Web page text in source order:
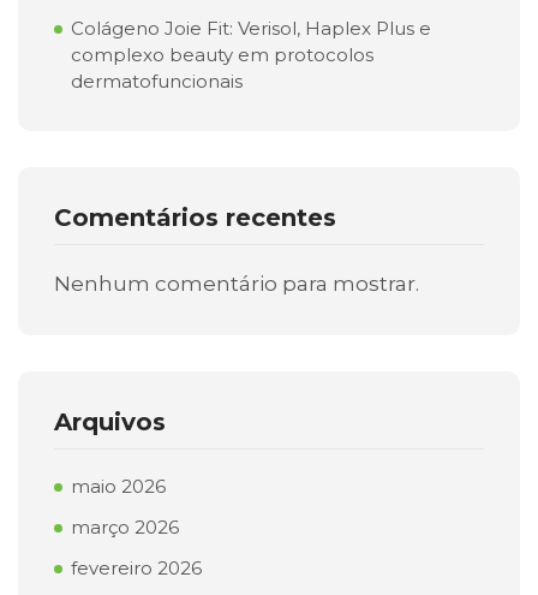
Colágeno Joie Fit: Verisol, Haplex Plus e
complexo beauty em protocolos
dermatofuncionais
Comentários recentes
Nenhum comentário para mostrar.
Arquivos
maio 2026
março 2026
fevereiro 2026